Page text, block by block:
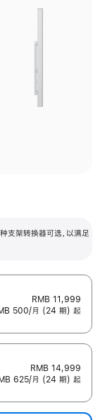
架转换器可选，以满足
RMB 11,999
500/月 (24 期) 起
RMB 14,999
625/月 (24 期) 起